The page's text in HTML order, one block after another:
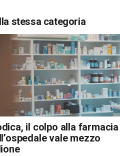
stessa categoria
il colpo alla farmacia
vale mezzo